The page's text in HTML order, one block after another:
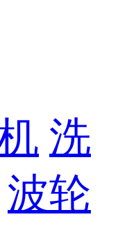
洗
波轮